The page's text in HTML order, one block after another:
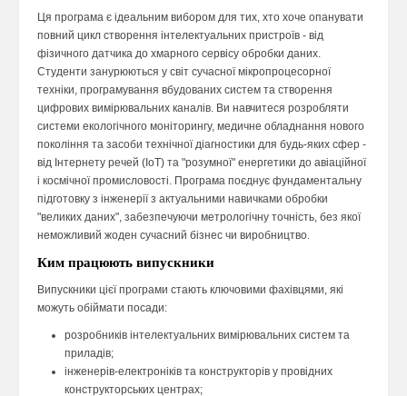
Ця програма є ідеальним вибором для тих, хто хоче опанувати
повний цикл створення інтелектуальних пристроїв - від
фізичного датчика до хмарного сервісу обробки даних.
Студенти занурюються у світ сучасної мікропроцесорної
техніки, програмування вбудованих систем та створення
цифрових вимірювальних каналів. Ви навчитеся розробляти
системи екологічного моніторингу, медичне обладнання нового
покоління та засоби технічної діагностики для будь-яких сфер -
від Інтернету речей (IoT) та "розумної" енергетики до авіаційної
і космічної промисловості. Програма поєднує фундаментальну
підготовку з інженерії з актуальними навичками обробки
"великих даних", забезпечуючи метрологічну точність, без якої
неможливий жоден сучасний бізнес чи виробництво.
Ким працюють випускники
Випускники цієї програми стають ключовими фахівцями, які
можуть обіймати посади:
розробників інтелектуальних вимірювальних систем та
приладів;
інженерів-електроніків та конструкторів у провідних
конструкторських центрах;